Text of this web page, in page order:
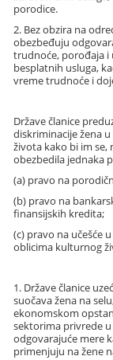
porodice.
2. Bez obzira na
obezbeđuju
trudnoće, porođaja i
besplatnih usluga,
vreme trudnoće i
Države članice
diskriminacije žena
života kako bi im se,
obezbedila jednaka
(a) pravo na
(b) pravo na
finansijskih kredita;
(c) pravo na učešće
oblicima kulturnog
1. Države članice
suočava žena na
ekonomskom
sektorima privrede
odgovarajuće mere
primenjuju na žene